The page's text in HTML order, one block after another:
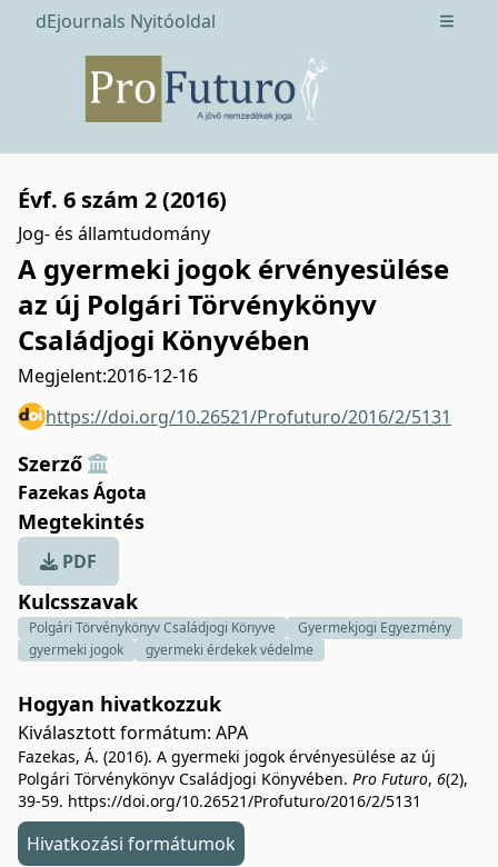
dEjournals Nyitóoldal Open
Évf. 6 szám 2 (2016)
Jog- és államtudomány
A gyermeki jogok érvényesülése
az új Polgári Törvénykönyv
Családjogi Könyvében
Megjelent:2016-12-16
https://doi.org/10.26521/Profuturo/2016/2/5131
Szerző
Fazekas Ágota
Megtekintés
PDF
Kulcsszavak
Polgári Törvénykönyv Családjogi Könyve
Gyermekjogi Egyezmény
gyermeki jogok
gyermeki érdekek védelme
Hogyan hivatkozzuk
Kiválasztott formátum: APA
Fazekas, Á. (2016). A gyermeki jogok érvényesülése az új
Polgári Törvénykönyv Családjogi Könyvében. Pro Futuro, 6(2),
39-59. https://doi.org/10.26521/Profuturo/2016/2/5131
Hivatkozási formátumok